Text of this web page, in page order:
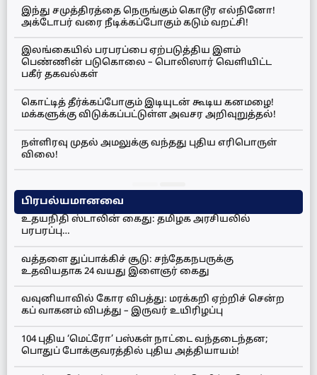
இந்து சமுத்திரத்தை நெருங்கும் கொடூர எல்நினோ!
அக்டோபர் வரை நீடிக்கப்போகும் கடும் வறட்சி!
இலங்கையில் பரபரப்பை ஏற்படுத்திய இளம்
பெண்ணின் படுகொலை – பொலிஸார் வெளியிட்ட
பகீர் தகவல்கள்
கொட்டித் தீர்க்கப்போகும் இடியுடன் கூடிய கனமழை!
மக்களுக்கு விடுக்கப்பட்டுள்ள அவசர அறிவுறுத்தல்!
நள்ளிரவு முதல் அமலுக்கு வந்தது புதிய எரிபொருள்
விலை!
பிரபல்யமானவை
உதயநிதி ஸ்டாலின் கைது: தமிழக அரசியலில்
பரபரப்பு…
வத்தளை துப்பாக்கிச் சூடு: சந்தேகநபருக்கு
உதவியதாக 24 வயது இளைஞர் கைது
வவுனியாவில் கோர விபத்து: மரக்கறி ஏற்றிச் சென்ற
கப் வாகனம் விபத்து – இருவர் உயிரிழப்பு
104 புதிய ‘மெட்ரோ’ பஸ்கள் நாட்டை வந்தடைந்தன;
பொதுப் போக்குவரத்தில் புதிய அத்தியாயம்!